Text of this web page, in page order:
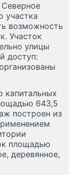
участка
возможность
Участок
улицы
доступ:
капитальных
643,5
построен из
площадью
деревянное,